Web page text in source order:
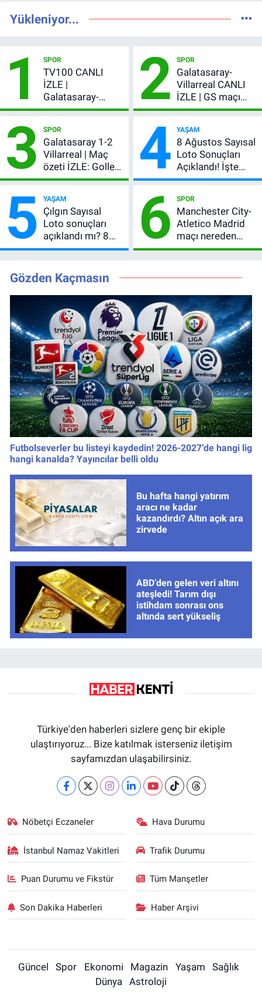
Yükleniyor...
1 SPOR
TV100 CANLI
İZLE |
Galatasaray-
Villarreal maçı
şifresiz canlı yayın
2 SPOR
Galatasaray-
Villarreal CANLI
İZLE | GS maçı
hangi kanalda,
3 SPOR
Galatasaray 1-2
Villarreal | Maç
özeti İZLE: Goller
peş peşe geldi,
kırmızı kart gördü!
4 YAŞAM
8 Ağustos Sayısal
Loto Sonuçları
Açıklandı! İşte
Kazandıran 6
5 YAŞAM
Çılgın Sayısal
Loto sonuçları
açıklandı mı? 8
Ağustos 2026
numaralar
6 SPOR
Manchester City-
Atletico Madrid
maçı nereden
izlenir?
Gözden Kaçmasın
Futbolseverler bu listeyi kaydedin! 2026-2027’de hangi lig
hangi kanalda? Yayıncılar belli oldu
Bu hafta hangi yatırım
aracı ne kadar
kazandırdı? Altın açık ara
zirvede
ABD’den gelen veri altını
ateşledi! Tarım dışı
istihdam sonrası ons
altında sert yükseliş
Türkiye'den haberleri sizlere genç bir ekiple
ulaştırıyoruz... Bize katılmak isterseniz iletişim
sayfamızdan ulaşabilirsiniz.
Nöbetçi Eczaneler Hava Durumu
İstanbul Namaz Vakitleri Trafik Durumu
Puan Durumu ve Fikstür Tüm Manşetler
Son Dakika Haberleri Haber Arşivi
Güncel Spor Ekonomi Magazin Yaşam
Sağlık
Dünya
Astroloji